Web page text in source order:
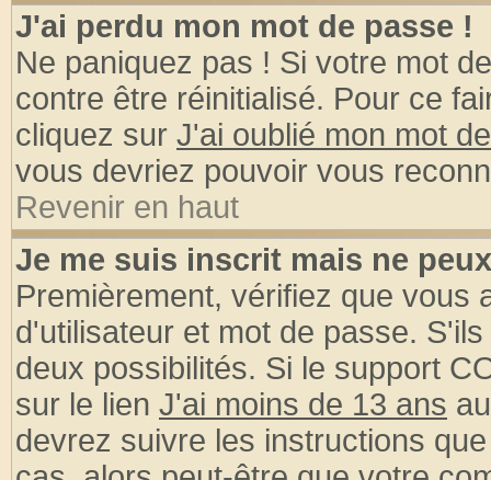
J'ai perdu mon mot de passe !
Ne paniquez pas ! Si votre mot
contre être réinitialisé. Pour ce
cliquez sur J'ai oublié mon mot
vous devriez pouvoir vous
Revenir en haut
Je me suis inscrit mais ne
Premièrement, vérifiez que vous
d'utilisateur et mot de passe.
deux possibilités. Si le support
sur le lien J'ai moins de 13 ans
devrez suivre les instructions